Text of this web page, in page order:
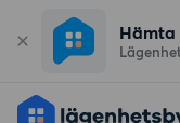
Hämta